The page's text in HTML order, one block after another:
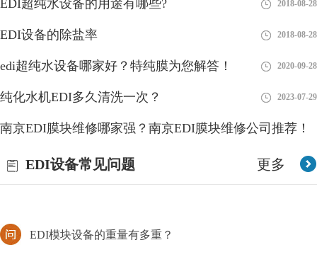
EDI超纯水设备的用途有哪些? 2018-08-28
EDI设备的除盐率 2018-08-28
edi超纯水设备哪家好？特纯膜为您解答！ 2020-09-28
纯化水机EDI多久清洗一次？ 2023-07-29
南京EDI膜块维修哪家强？南京EDI膜块维修公司推荐！
2023-01-10
更多
EDI设备常见问题
于生产高纯度水，通常用于实验室、制药、电子、电力和半导体制
EDI制的水的电阻高咋回事？
升。在过去，我们可能只关注水的颜色、味道和透明度等基本特
征，但现在，我们更加注重水的质量。